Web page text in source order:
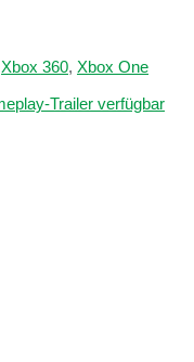
Xbox 360, Xbox One